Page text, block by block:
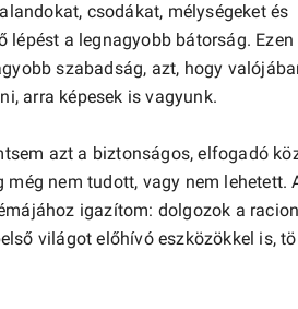
csodákat, mélységeket és
a legnagyobb bátorság. Ezen
szabadság, azt, hogy
arra képesek is vagyunk.
azt a biztonságos, elfogadó
nem tudott, vagy nem lehetett.
igazítom: dolgozok a
világot előhívó eszközökkel is,